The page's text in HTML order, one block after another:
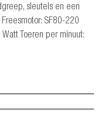
sleutels en een
SF80-220
Toeren per minuut: